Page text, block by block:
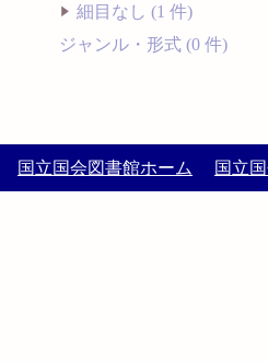
細目なし (1 件)
ジャンル・形式 (0 件)
国立国会図書館ホーム 国立